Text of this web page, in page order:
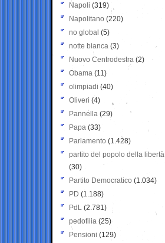
Napoli (319)
Napolitano (220)
no global (5)
notte bianca (3)
Nuovo Centrodestra (2)
Obama (11)
olimpiadi (40)
Oliveri (4)
Pannella (29)
Papa (33)
Parlamento (1.428)
partito del popolo della libertà
(30)
Partito Democratico (1.034)
PD (1.188)
PdL (2.781)
pedofilia (25)
Pensioni (129)